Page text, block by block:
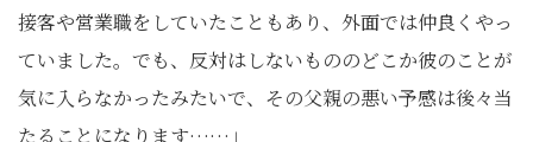
接客や営業職をしていたこともあり、外面では仲良くやっ
ていました。でも、反対はしないもののどこか彼のことが
気に入らなかったみたいで、その父親の悪い予感は後々当
たることになります……」